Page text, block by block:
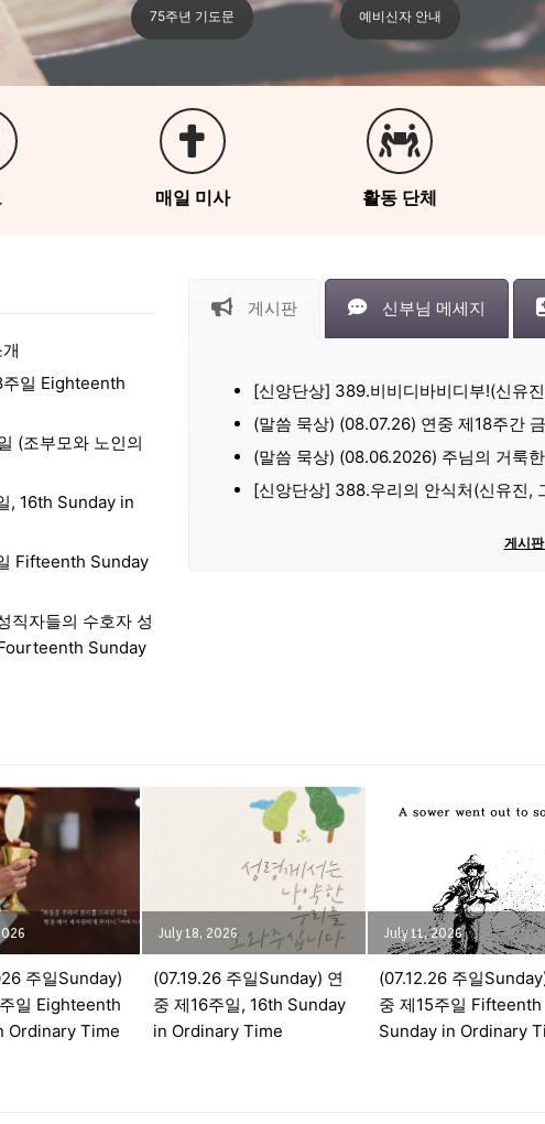
75주년 기도문 예비신자 안내
매일 미사 활동 단체
일 Eighteenth
(조부모와 노인의
, 16th Sunday in
Fifteenth Sunday
직자들의 수호자 성
Sunday
게시판 신부님 메세지
[신앙단상] 389.비비디바비디부!(신유
(말씀 묵상) (08.07.26) 연중 제18주간
(말씀 묵상) (08.06.2026) 주님의 거룩
[신앙단상] 388.우리의 안식처(신유진,
게시
주일Sunday)
일 Eighteenth
Ordinary Time
July 18, 2026
(07.19.26 주일Sunday) 연
중 제16주일, 16th Sunday
in Ordinary Time
July 11, 2026
(07.12.26 주일
중 제15주일 Fifteenth
Sunday in Ordinary